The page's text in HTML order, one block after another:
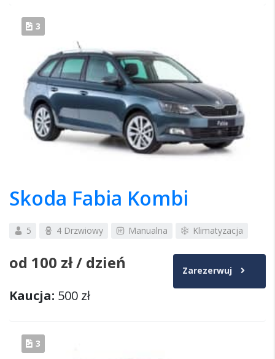
3
Skoda Fabia Kombi
5 4 Drzwiowy Manualna Klimatyzacja
od 100 zł/ dzień Zarezerwuj
Kaucja: 500 zł
3